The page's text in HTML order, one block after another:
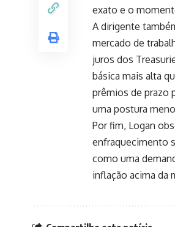
exato e o
A dirigente
mercado de
juros dos
básica mais alta
prêmios de prazo
uma postura
Por fim, Logan
enfraquecimento
como uma
inflação acima da